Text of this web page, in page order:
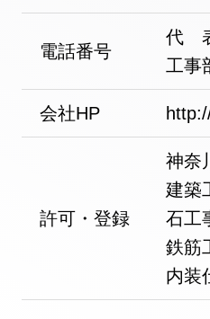
電話番号
代
工事
会社HP
許可・登録
神奈
建築
石工
鉄筋
内装